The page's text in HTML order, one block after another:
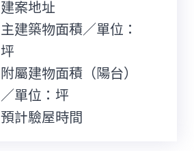
建案地址
主建築物面積／單位：
坪
附屬建物面積（陽台）
／單位：坪
預計驗屋時間